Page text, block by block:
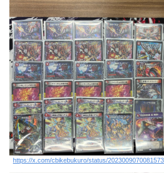
https://x.com/cbikebukuro/status/